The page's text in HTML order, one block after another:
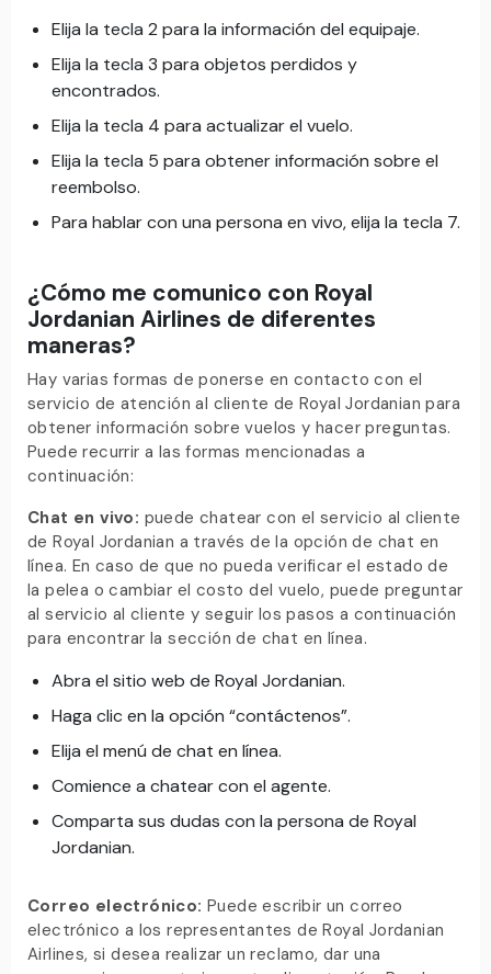
Elija la tecla 2 para la información del equipaje.
Elija la tecla 3 para objetos perdidos y
encontrados.
Elija la tecla 4 para actualizar el vuelo.
Elija la tecla 5 para obtener información sobre el
reembolso.
Para hablar con una persona en vivo, elija la tecla 7.
¿Cómo me comunico con Royal
Jordanian Airlines de diferentes
maneras?
Hay varias formas de ponerse en contacto con el
servicio de atención al cliente de Royal Jordanian para
obtener información sobre vuelos y hacer preguntas.
Puede recurrir a las formas mencionadas a
continuación:
Chat en vivo: puede chatear con el servicio al cliente
de Royal Jordanian a través de la opción de chat en
línea. En caso de que no pueda verificar el estado de
la pelea o cambiar el costo del vuelo, puede preguntar
al servicio al cliente y seguir los pasos a continuación
para encontrar la sección de chat en línea.
Abra el sitio web de Royal Jordanian.
Haga clic en la opción “contáctenos”.
Elija el menú de chat en línea.
Comience a chatear con el agente.
Comparta sus dudas con la persona de Royal
Jordanian.
Correo electrónico: Puede escribir un correo
electrónico a los representantes de Royal Jordanian
Airlines, si desea realizar un reclamo, dar una